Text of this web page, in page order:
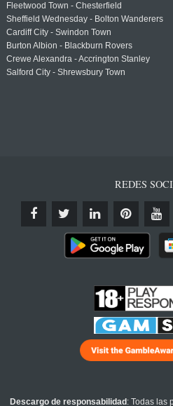
Fleetwood Town - Chesterfield
Sheffield Wednesday - Bolton Wanderers
Cardiff City - Swindon Town
Burton Albion - Blackburn Rovers
Crewe Alexandra - Accrington Stanley
Salford City - Shrewsbury Town
REDES
Descargo de responsabilidad : Todas las